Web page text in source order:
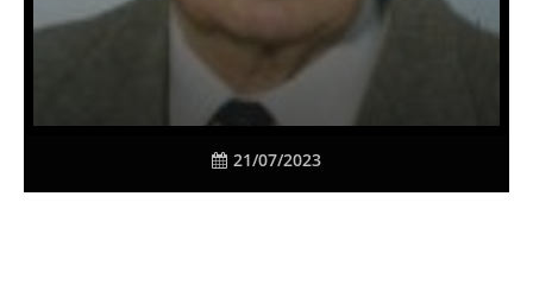
21/07/2023